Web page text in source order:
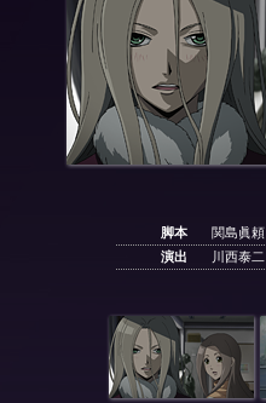
脚本 関島眞頼
演出
川西泰二